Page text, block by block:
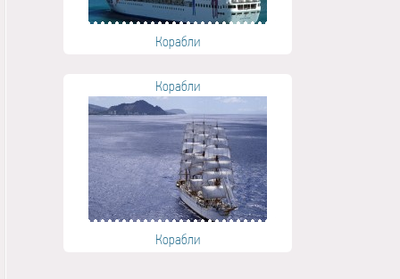
Корабли
Корабли
Корабли